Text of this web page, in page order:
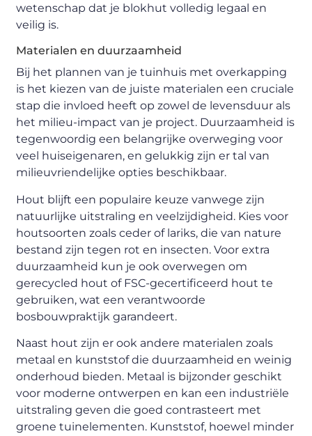
wetenschap dat je blokhut volledig legaal en
veilig is.
Materialen en duurzaamheid
Bij het plannen van je tuinhuis met overkapping
is het kiezen van de juiste materialen een cruciale
stap die invloed heeft op zowel de levensduur als
het milieu-impact van je project. Duurzaamheid is
tegenwoordig een belangrijke overweging voor
veel huiseigenaren, en gelukkig zijn er tal van
milieuvriendelijke opties beschikbaar.
Hout blijft een populaire keuze vanwege zijn
natuurlijke uitstraling en veelzijdigheid. Kies voor
houtsoorten zoals ceder of lariks, die van nature
bestand zijn tegen rot en insecten. Voor extra
duurzaamheid kun je ook overwegen om
gerecycled hout of FSC-gecertificeerd hout te
gebruiken, wat een verantwoorde
bosbouwpraktijk garandeert.
Naast hout zijn er ook andere materialen zoals
metaal en kunststof die duurzaamheid en weinig
onderhoud bieden. Metaal is bijzonder geschikt
voor moderne ontwerpen en kan een industriële
uitstraling geven die goed contrasteert met
groene tuinelementen. Kunststof, hoewel minder